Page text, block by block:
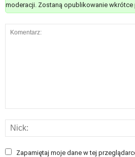
moderacji. Zostaną opublikowanie wkrótce
Zapamiętaj moje dane w tej